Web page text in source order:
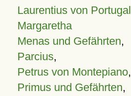
Laurentius von Portugal
Margaretha
Menas und Gefährten,
Parcius,
Petrus von Montepiano,
Primus und Gefährten,